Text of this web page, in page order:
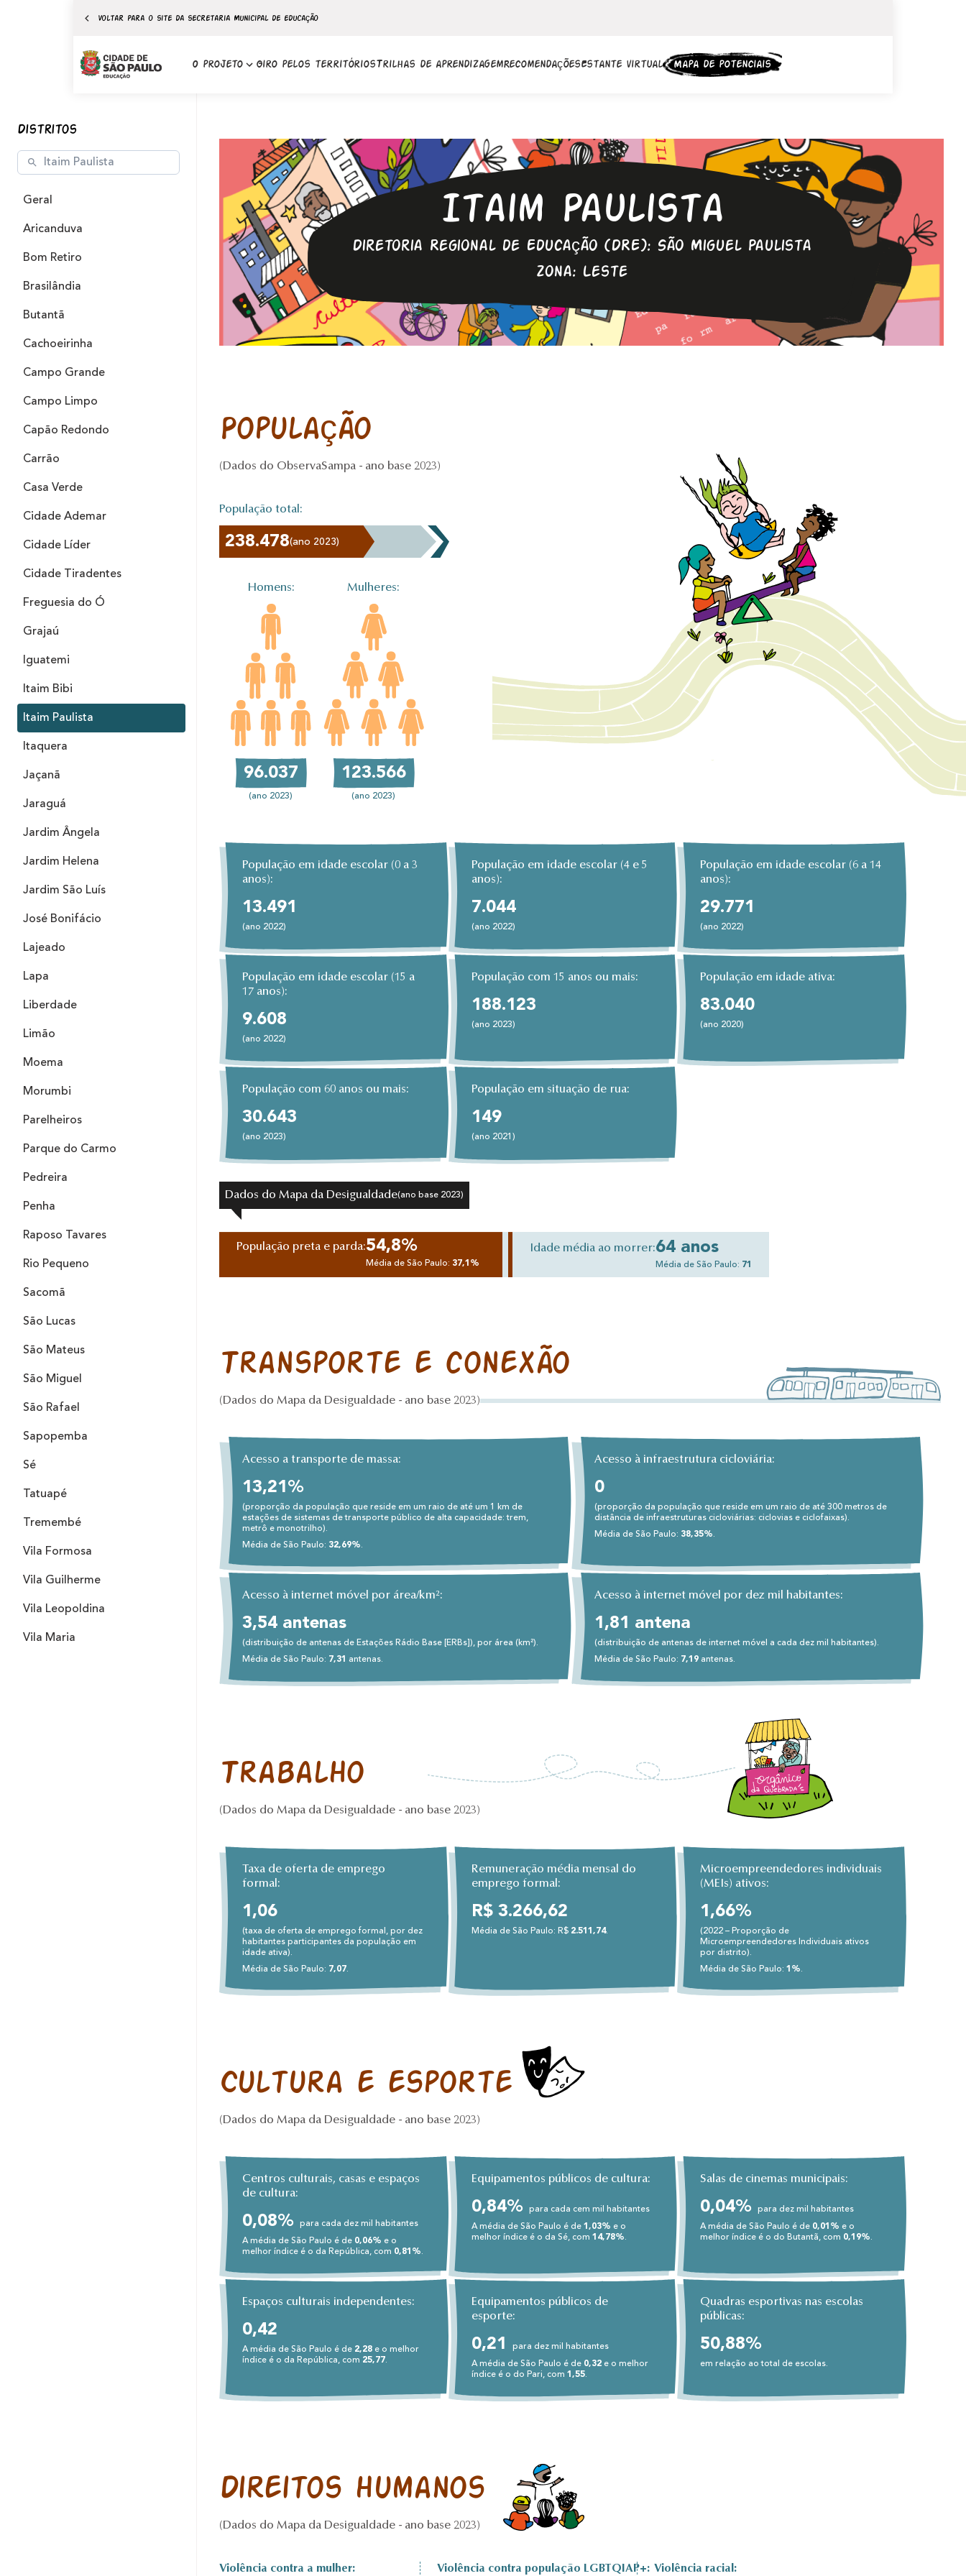
Voltar para o site da secretaria Municipal de educação
O projeto Giro pelos territórios Trilhas de aprendizagemRecomendaçõesEstante virtual Mapa de potenciais
Distritos
Geral
Aricanduva
Bom Retiro
Brasilândia
Butantã
Cachoeirinha
Campo Grande
Campo Limpo
Capão Redondo
Carrão
Casa Verde
Cidade Ademar
Cidade Líder
Cidade Tiradentes
Freguesia do Ó
Grajaú
Iguatemi
Itaim Bibi
Itaim Paulista
Itaquera
Jaçanã
Jaraguá
Jardim Ângela
Jardim Helena
Jardim São Luís
José Bonifácio
Lajeado
Lapa
Liberdade
Limão
Moema
Morumbi
Parelheiros
Parque do Carmo
Pedreira
Penha
Raposo Tavares
Rio Pequeno
Sacomã
São Lucas
São Mateus
São Miguel
São Rafael
Sapopemba
Sé
Tatuapé
Tremembé
Vila Formosa
Vila Guilherme
Vila Leopoldina
Vila Maria
Itaim Paulista
Diretoria Regional de Educação (DRE): São Miguel Paulista
Zona: Leste
População
(Dados do ObservaSampa - ano base 2023)
População total:
238.478(ano 2023)
Homens:
96.037
(ano 2023)
Mulheres:
123.566
(ano 2023)
População em idade escolar (0 a 3
anos):
13.491
(ano 2022)
População em idade escolar (4 e 5
anos):
7.044
(ano 2022)
População em idade escolar (6 a 14
anos):
29.771
(ano 2022)
População em idade escolar (15 a
17 anos):
9.608
(ano 2022)
População com 15 anos ou mais:
188.123
(ano 2023)
População em idade ativa:
83.040
(ano 2020)
População com 60 anos ou mais:
30.643
(ano 2023)
População em situação de rua:
149
(ano 2021)
Dados do Mapa da Desigualdade(ano base 2023)
População preta e parda:54,8%
Média de São Paulo: 37,1%
Idade média ao morrer:64 anos
Média de São Paulo: 71
Transporte e conexão
(Dados do Mapa da Desigualdade - ano base 2023)
Acesso a transporte de massa:
13,21%
(proporção da população que reside em um raio de até um 1 km de
estações de sistemas de transporte público de alta capacidade: trem,
metrô e monotrilho).
Média de São Paulo: 32,69%.
Acesso à infraestrutura cicloviária:
0
(proporção da população que reside em um raio de até 300 metros de
distância de infraestruturas cicloviárias: ciclovias e ciclofaixas).
Média de São Paulo: 38,35%.
Acesso à internet móvel por área/km²:
3,54 antenas
(distribuição de antenas de Estações Rádio Base [ERBs]), por área (km²).
Média de São Paulo: 7,31 antenas.
Acesso à internet móvel por dez mil habitantes:
1,81 antena
(distribuição de antenas de internet móvel a cada dez mil habitantes).
Média de São Paulo: 7,19 antenas.
Trabalho
(Dados do Mapa da Desigualdade - ano base 2023)
Taxa de oferta de emprego
formal:
1,06
(taxa de oferta de emprego formal, por dez
habitantes participantes da população em
idade ativa).
Média de São Paulo: 7,07.
Remuneração média mensal do
emprego formal:
R$ 3.266,62
Média de São Paulo: R$ 2.511,74.
Microempreendedores individuais
(MEIs) ativos:
1,66%
(2022 – Proporção de
Microempreendedores Individuais ativos
por distrito).
Média de São Paulo:1%.
Cultura e esporte
(Dados do Mapa da Desigualdade - ano base 2023)
Centros culturais, casas e espaços
de cultura:
0,08%
para cada dez mil habitantes
A média de São Paulo é de 0,06% e o
melhor índice é o da República, com 0,81%.
Equipamentos públicos de cultura:
0,84%
para cada cem mil habitantes
A média de São Paulo é de 1,03% e o
melhor índice é o da Sé, com 14,78%.
Salas de cinemas municipais:
0,04%
para dez mil habitantes
A média de São Paulo é de 0,01% e o
melhor índice é o do Butantã, com 0,19%.
Espaços culturais independentes:
0,42
A média de São Paulo é de 2,28 e o melhor
índice é o da República, com 25,77.
Equipamentos públicos de
esporte:
0,21
para dez mil habitantes
A média de São Paulo é de 0,32e o melhor
índice é o do Pari, com 1,55.
Quadras esportivas nas escolas
públicas:
50,88%
em relação ao total de escolas.
Direitos humanos
(Dados do Mapa da Desigualdade - ano base 2023)
Violência contra a mulher: Violência contra população LGBTQIAP+: Violência racial: